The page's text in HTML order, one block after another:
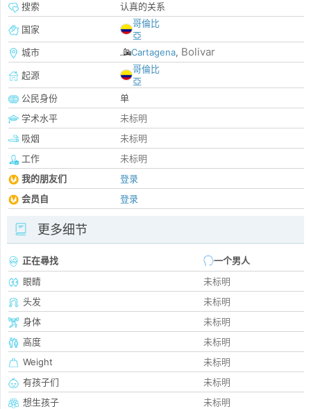
搜索
认真的关系
国家
哥倫比
亞
城市
Cartagena, Bolivar
起源
哥倫比
亞
公民身份
单
学术水平
未标明
吸烟
未标明
工作
未标明
我的朋友们
登录
会员自
登录
更多细节
正在尋找
一个男人
眼睛
未标明
头发
未标明
身体
未标明
高度
未标明
Weight
未标明
有孩子们
未标明
想生孩子
未标明